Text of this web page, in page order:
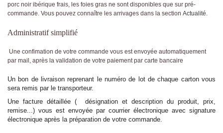
porc noir ibérique frais, les foies gras ne sont disponibles que sur pré-
commande. Vous pouvez connaître les arrivages dans la section Actualité.
Administratif simplifié
Une confimation de votre commande vous est envoyée automatiquement
par mail, après la validation de votre paiement par carte bancaire
Un bon de livraison reprenant le numéro de lot de chaque carton vous
sera remis par le transporteur.
Une facture détaillée ( désignation et description du produit, prix,
remise...) vous est envoyée par courrier électronique avec signature
électronique après la préparation de votre commande.